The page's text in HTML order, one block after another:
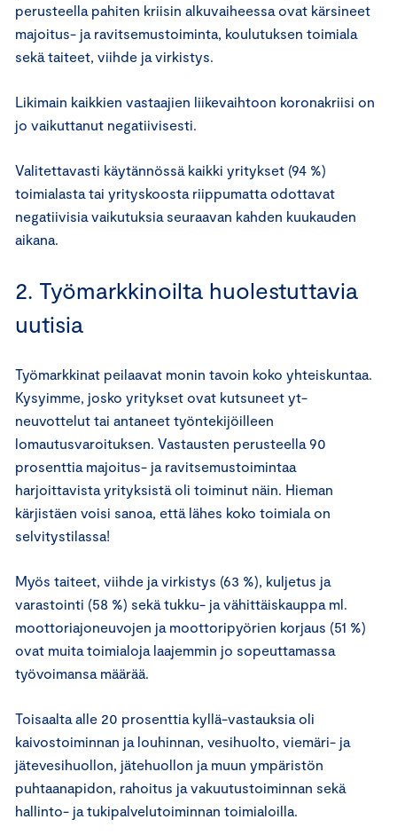
perusteella pahiten kriisin alkuvaiheessa ovat kärsineet
majoitus- ja ravitsemustoiminta, koulutuksen toimiala
sekä taiteet, viihde ja virkistys.
Likimain kaikkien vastaajien liikevaihtoon koronakriisi on
jo vaikuttanut negatiivisesti.
Valitettavasti käytännössä kaikki yritykset (94 %)
toimialasta tai yrityskoosta riippumatta odottavat
negatiivisia vaikutuksia seuraavan kahden kuukauden
aikana.
2. Työmarkkinoilta huolestuttavia
uutisia
Työmarkkinat peilaavat monin tavoin koko yhteiskuntaa.
Kysyimme, josko yritykset ovat kutsuneet yt-
neuvottelut tai antaneet työntekijöilleen
lomautusvaroituksen. Vastausten perusteella 90
prosenttia majoitus- ja ravitsemustoimintaa
harjoittavista yrityksistä oli toiminut näin. Hieman
kärjistäen voisi sanoa, että lähes koko toimiala on
selvitystilassa!
Myös taiteet, viihde ja virkistys (63 %), kuljetus ja
varastointi (58 %) sekä tukku- ja vähittäiskauppa ml.
moottoriajoneuvojen ja moottoripyörien korjaus (51 %)
ovat muita toimialoja laajemmin jo sopeuttamassa
työvoimansa määrää.
Toisaalta alle 20 prosenttia kyllä-vastauksia oli
kaivostoiminnan ja louhinnan, vesihuolto, viemäri- ja
jätevesihuollon, jätehuollon ja muun ympäristön
puhtaanapidon, rahoitus ja vakuutustoiminnan sekä
hallinto- ja tukipalvelutoiminnan toimialoilla.